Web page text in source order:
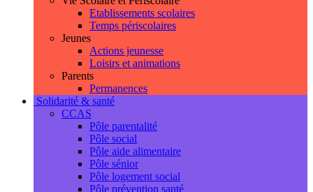
Etablissements scolaires
Temps périscolaires
Jeunes
Actions jeunesse
Loisirs et animations
Parents
Permanences
Solidarité & santé
CCAS
Pôle parentalité
Pôle social
Pôle aide alimentaire
Pôle sénior
Pôle logement social
Pôle prévention santé